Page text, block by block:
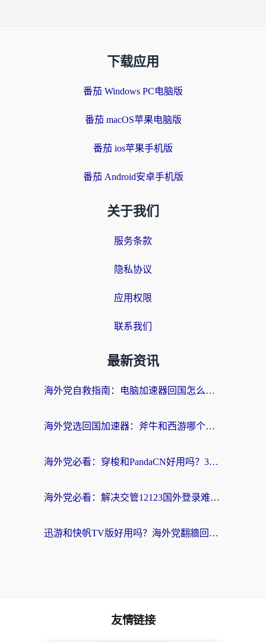
下载应用
番茄 Windows PC电脑版
番茄 macOS苹果电脑版
番茄 ios苹果手机版
番茄 Android安卓手机版
关于我们
服务条款
隐私协议
应用权限
联系我们
最新资讯
海外党自救指南：电脑加速器回国怎么选？轻松解决国内资源访问难题
海外党选回国加速器：斧牛和西游哪个好？附Windows免费试用&实用避坑指南
海外党必看：穿梭和PandaCN好用吗？3分钟选对回国加速器，无缝刷剧玩国服
海外党必看：解决交管12123国外登录难题，选对回国加速器就能无缝刷国内资源
迅游和快帆TV版好用吗？海外党翻牆回大陆选加速器的避坑指南
友情链接